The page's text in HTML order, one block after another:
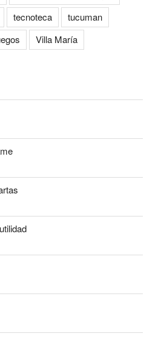
tecnoteca
tucuman
Villa María